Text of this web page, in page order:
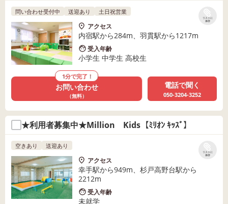
リストに
保存
問い合わせ受付中 送迎あり 土日祝営業
アクセス
内宿駅から284m、羽貫駅から1217m
受入年齢
小学生 中学生 高校生
1分で完了！
お問い合わせ
（無料）
電話で聞く
050-3204-3252
★利用者募集中★Million Kids【ﾐﾘｵﾝ ｷｯｽﾞ】
リストに
保存
空きあり 送迎あり
アクセス
幸手駅から949m、杉戸高野台駅から
2212m
受入年齢
未就学